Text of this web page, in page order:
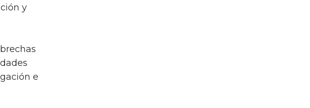
y
e